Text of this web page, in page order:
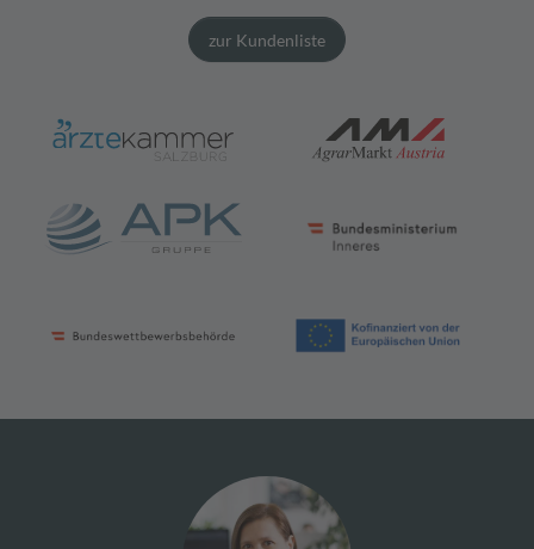
zur Kundenliste